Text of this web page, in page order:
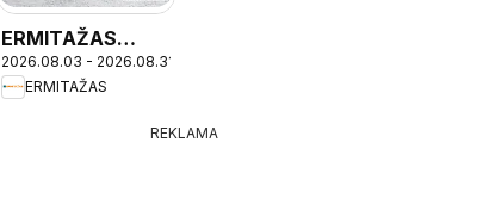
ERMITAŽAS
leidinys -
Mokyklinis
katalogas 2026
2026.08.03 - 2026.08.31
ERMITAŽAS
REKLAMA